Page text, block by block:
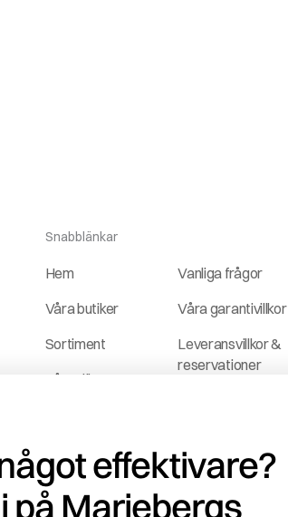
Snabblänkar
Hem
Våra butiker
Sortiment
Våra tjänster
Service &
reservdelar
ROT-avdrag
Vanliga frågor
Våra garantivillkor
Leveransvillkor &
reservationer
Jobba hos och
med oss
Vedklubben
effektivare?
på Mariebergs